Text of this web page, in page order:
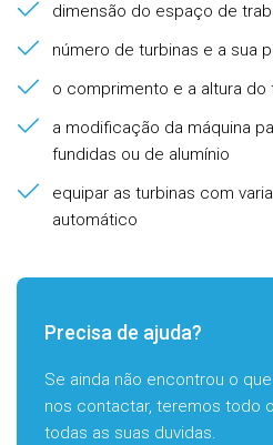
dimensão do espaço de
número de turbinas e a sua
o comprimento e a altura do
a modificação da máquina
fundidas ou de alumínio
equipar as turbinas com
automático
Precisa de ajuda?
Se ainda não encontrou o
nos contactar, teremos todo
todas as suas duvidas.